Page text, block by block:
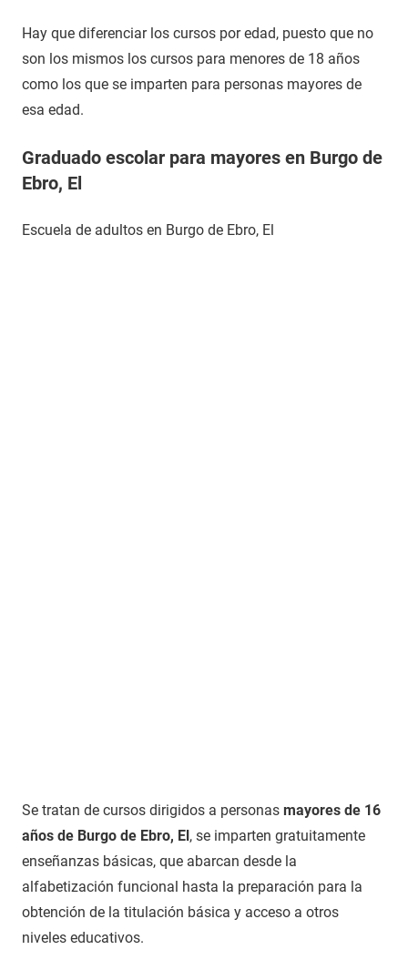
Hay que diferenciar los cursos por edad, puesto que no
son los mismos los cursos para menores de 18 años
como los que se imparten para personas mayores de
esa edad.
Graduado escolar para mayores en Burgo de
Ebro, El
Escuela de adultos en Burgo de Ebro, El
Se tratan de cursos dirigidos a personas mayores de 16
años de Burgo de Ebro, El, se imparten gratuitamente
enseñanzas básicas, que abarcan desde la
alfabetización funcional hasta la preparación para la
obtención de la titulación básica y acceso a otros
niveles educativos.